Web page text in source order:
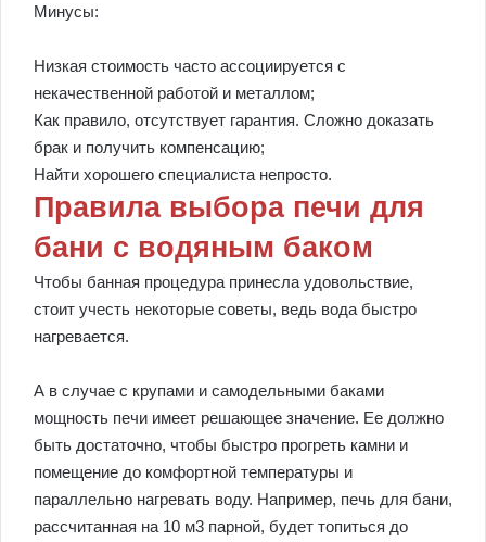
Минусы:
Низкая стоимость часто ассоциируется с
некачественной работой и металлом;
Как правило, отсутствует гарантия. Сложно доказать
брак и получить компенсацию;
Найти хорошего специалиста непросто.
Правила выбора печи для
бани с водяным баком
Чтобы банная процедура принесла удовольствие,
стоит учесть некоторые советы, ведь вода быстро
нагревается.
А в случае с крупами и самодельными баками
мощность печи имеет решающее значение. Ее должно
быть достаточно, чтобы быстро прогреть камни и
помещение до комфортной температуры и
параллельно нагревать воду. Например, печь для бани,
рассчитанная на 10 м3 парной, будет топиться до